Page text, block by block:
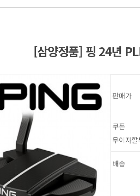
[삼양정품] 핑 24년
판매가
쿠폰
무이자할
배송